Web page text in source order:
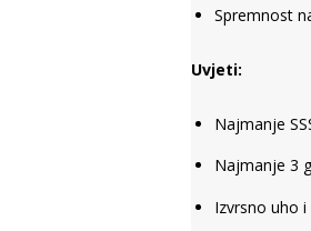
Spremnost
Uvjeti:
Najmanje
Najmanje 3
Izvrsno uho